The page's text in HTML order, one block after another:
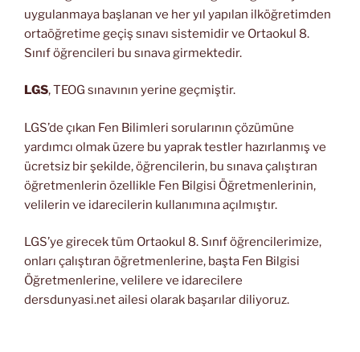
uygulanmaya başlanan ve her yıl yapılan ilköğretimden
ortaöğretime geçiş sınavı sistemidir ve Ortaokul 8.
Sınıf öğrencileri bu sınava girmektedir.
LGS, TEOG sınavının yerine geçmiştir.
LGS’de çıkan Fen Bilimleri sorularının çözümüne
yardımcı olmak üzere bu yaprak testler hazırlanmış ve
ücretsiz bir şekilde, öğrencilerin, bu sınava çalıştıran
öğretmenlerin özellikle Fen Bilgisi Öğretmenlerinin,
velilerin ve idarecilerin kullanımına açılmıştır.
LGS’ye girecek tüm Ortaokul 8. Sınıf öğrencilerimize,
onları çalıştıran öğretmenlerine, başta Fen Bilgisi
Öğretmenlerine, velilere ve idarecilere
dersdunyasi.net ailesi olarak başarılar diliyoruz.